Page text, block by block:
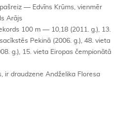
— Edvīns Krūms, vienmēr
Arājs
100 m — 10,18 (2011. g.), 13.
Pekinā (2006. g.), 48. vieta
g.), 15. vieta Eiropas čempionātā
ir draudzene Andželika Floresa